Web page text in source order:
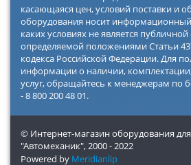
касающаяся цен, условий поставки и
оборудования носит
каких условиях не является
определяемой положениями Статьи
кодекса Российской Федерации. Для
информации о наличии,
услуг, обращайтесь к менеджерам по
- 8 800 200 48 01.
© Интернет-магазин оборудования
"Автомеханик",2000 - 2022
Powered by Meridianlip